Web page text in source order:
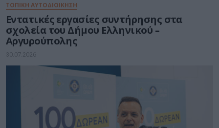
ΤΟΠΙΚΗ ΑΥΤΟΔΙΟΙΚΗΣΗ
Εντατικές εργασίες συντήρησης στα
σχολεία του Δήμου Ελληνικού –
Αργυρούπολης
30.07.2026